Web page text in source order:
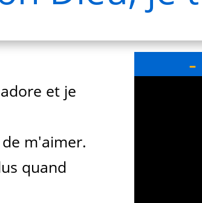
et je
m'aimer.
quand